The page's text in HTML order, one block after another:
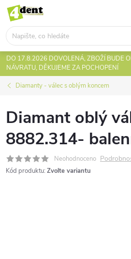
Přejít
obsah
DO 17.8.2026 DOVOLENÁ, ZBOŽÍ BUDE
NÁVRATU, DĚKUJEME ZA POCHOPENÍ
Diamanty - válec s oblým koncem
Diamant oblý
8882.314-
Neohodnoceno
Kód produktu: Zvolte variantu